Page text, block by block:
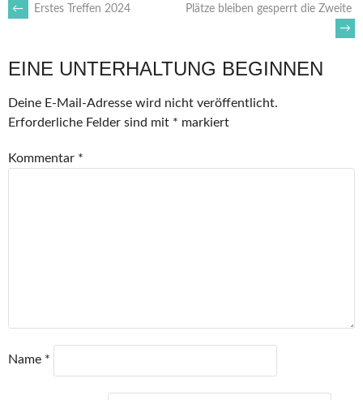
ARTIKEL-
NAVIGATION
← Erstes Treffen 2024
Plätze bleiben gesperrt die Zweite
→
EINE UNTERHALTUNG BEGINNEN
Deine E-Mail-Adresse wird nicht veröffentlicht.
Erforderliche Felder sind mit * markiert
Kommentar *
Name *